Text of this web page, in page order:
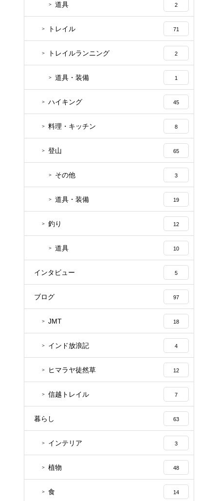
道具 2
トレイル 71
トレイルランニング 2
道具・装備 1
ハイキング 45
料理・キッチン 8
登山 65
その他 3
道具・装備 19
釣り 12
道具 10
インタビュー 5
ブログ 97
JMT 18
インド放浪記 4
ヒマラヤ徒然草 12
信越トレイル 7
暮らし 63
インテリア 3
植物 48
食 14